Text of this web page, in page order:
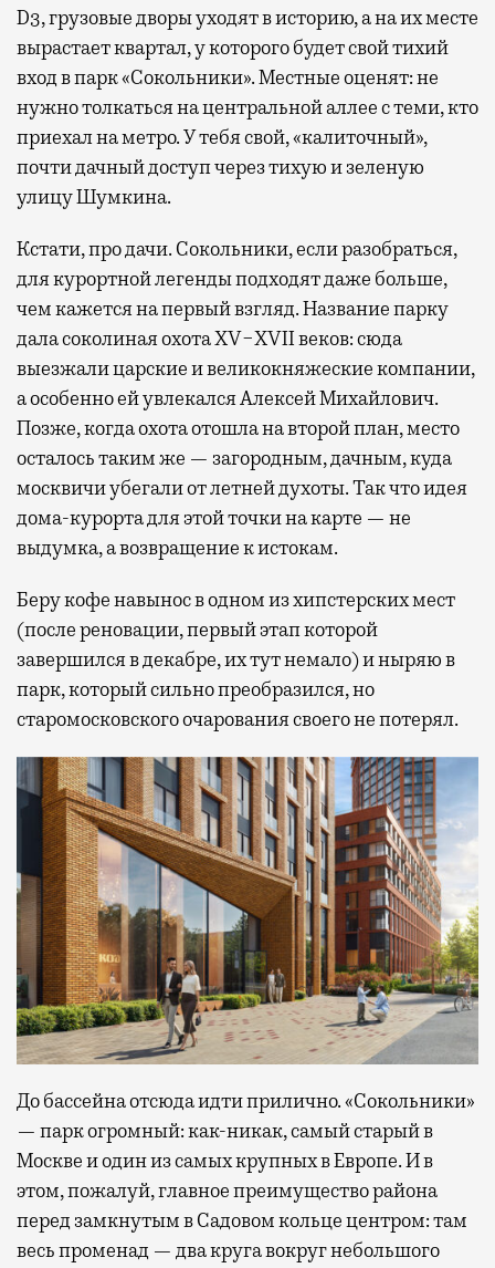
D3, грузовые дворы уходят в историю, а на их месте
вырастает квартал, у которого будет свой тихий
вход в парк «Сокольники». Местные оценят: не
нужно толкаться на центральной аллее с теми, кто
приехал на метро. У тебя свой, «калиточный»,
почти дачный доступ через тихую и зеленую
улицу Шумкина.
Кстати, про дачи. Сокольники, если разобраться,
для курортной легенды подходят даже больше,
чем кажется на первый взгляд. Название парку
дала соколиная охота XV−XVII веков: сюда
выезжали царские и великокняжеские компании,
а особенно ей увлекался Алексей Михайлович.
Позже, когда охота отошла на второй план, место
осталось таким же — загородным, дачным, куда
москвичи убегали от летней духоты. Так что идея
дома-курорта для этой точки на карте — не
выдумка, а возвращение к истокам.
Беру кофе навынос в одном из хипстерских мест
(после реновации, первый этап которой
завершился в декабре, их тут немало) и ныряю в
парк, который сильно преобразился, но
старомосковского очарования своего не потерял.
До бассейна отсюда идти прилично. «Сокольники»
— парк огромный: как-никак, самый старый в
Москве и один из самых крупных в Европе. И в
этом, пожалуй, главное преимущество района
перед замкнутым в Садовом кольце центром: там
весь променад — два круга вокруг небольшого